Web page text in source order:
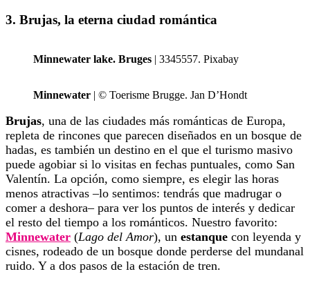
3. Brujas, la eterna ciudad romántica
Minnewater lake. Bruges | 3345557. Pixabay
Minnewater | © Toerisme Brugge. Jan D’Hondt
Brujas, una de las ciudades más románticas de Europa,
repleta de rincones que parecen diseñados en un bosque de
hadas, es también un destino en el que el turismo masivo
puede agobiar si lo visitas en fechas puntuales, como San
Valentín. La opción, como siempre, es elegir las horas
menos atractivas –lo sentimos: tendrás que madrugar o
comer a deshora– para ver los puntos de interés y dedicar
el resto del tiempo a los románticos. Nuestro favorito:
Minnewater (Lago del Amor), un estanque con leyenda y
cisnes, rodeado de un bosque donde perderse del mundanal
ruido. Y a dos pasos de la estación de tren.